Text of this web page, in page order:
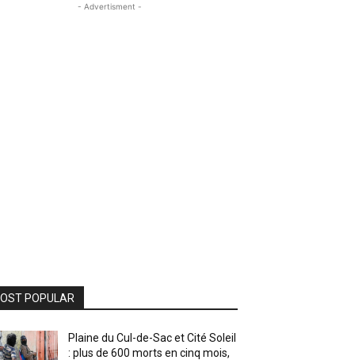
- Advertisment -
POPULAR
Plaine du Cul-de-Sac et Cité Soleil
: plus de 600 morts en cinq mois,